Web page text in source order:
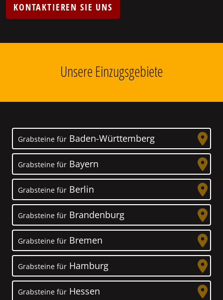
KONTAKTIEREN SIE UNS
Unsere Einzugsgebiete
Grabsteine für Baden-Württemberg
Grabsteine für Bayern
Grabsteine für Berlin
Grabsteine für Brandenburg
Grabsteine für Bremen
Grabsteine für Hamburg
Grabsteine für Hessen